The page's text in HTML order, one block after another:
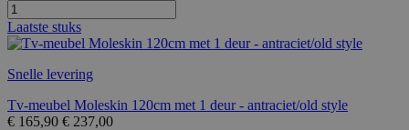
Laatste stuks
Snelle levering
Tv-meubel Moleskin 120cm met 1 deur - antraciet/old style
€ 165,90 € 237,00